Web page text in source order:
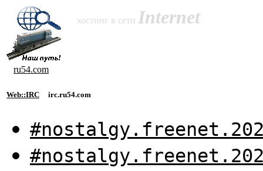
хостинг в сети Internet
ru54.com
Web::IRC irc.ru54.com